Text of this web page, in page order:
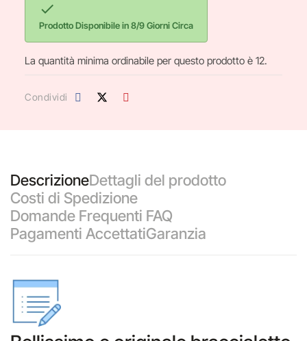

Prodotto Disponibile in 8/9 Giorni Circa
La quantità minima ordinabile per questo prodotto è 12.
Condividi
DescrizioneDettagli del prodotto
Costi di Spedizione
Domande Frequenti FAQ
Pagamenti AccettatiGaranzia